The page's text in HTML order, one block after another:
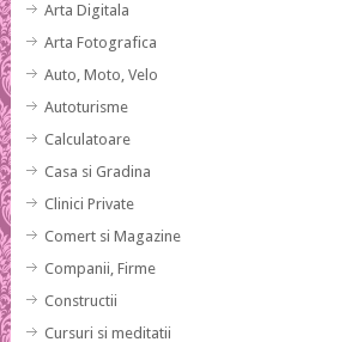
Arta Digitala
Arta Fotografica
Auto, Moto, Velo
Autoturisme
Calculatoare
Casa si Gradina
Clinici Private
Comert si Magazine
Companii, Firme
Constructii
Cursuri si meditatii